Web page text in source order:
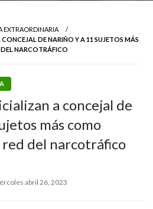
EXTRAORDINARIA
DE NARIÑO Y A 11 SUJETOS MÁS
NARCOTRÁFICO
a concejal de
más como
del narcotráfico
abril 26, 2023